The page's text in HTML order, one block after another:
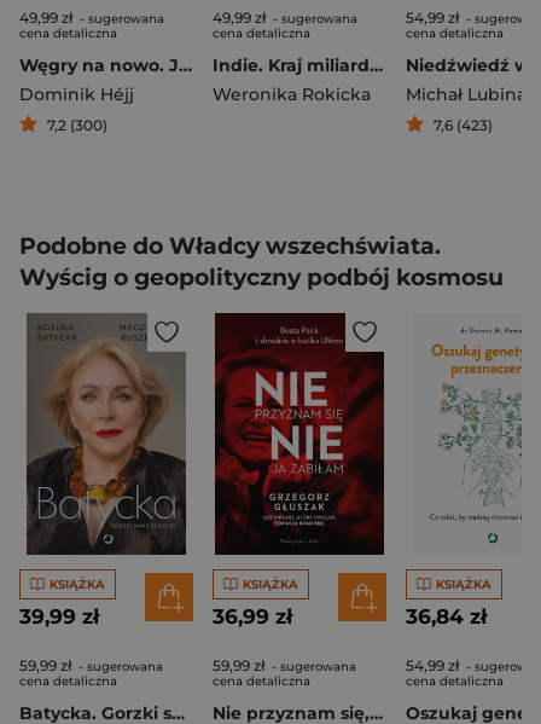
49,99 zł - sugerowana
cena detaliczna
Węgry na nowo. Jak Viktor Orbán zaprogramował narodową tożsamość
Dominik Héjj
7,2 (300)
49,99 zł - sugerowana
cena detaliczna
Indie. Kraj miliarda marzeń
Weronika Rokicka
54,99 zł -
cena detaliczna
Michał Lubina
7,6 (423)
Podobne do Władcy wszechświata.
Wyścig o geopolityczny podbój kosmosu
KSIĄŻKA
39,99 zł
59,99 zł - sugerowana
cena detaliczna
Batycka. Gorzki smak sukcesu
KSIĄŻKA
36,99 zł
59,99 zł - sugerowana
cena detaliczna
Nie przyznam się, nie ja zabiłam. Beata Pasik i zbrodnia w butiku Ultimo
KSIĄŻKA
36,84 zł
54,99 zł -
cena detaliczna